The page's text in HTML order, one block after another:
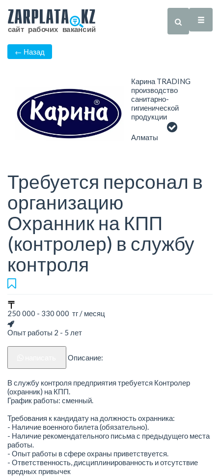
← Назад
Карина TRADING
производство
санитарно-
гигиенической
продукции
Алматы
Требуется персонал в
организацию
Охранник на КПП
(контролер) в службу
контроля
250 000 - 330 000 тг / месяц
Опыт работы 2 - 5 лет
Описание:
В службу контроля предприятия требуется Контролер
(охранник) на КПП.
График работы: сменный.
Требования к кандидату на должность охранника:
- Наличие военного билета (обязательно).
- Наличие рекомендательного письма с предыдущего места
работы.
- Опыт работы в сфере охраны приветствуется.
- Ответственность, дисциплинированность и отсутствие
вредных привычек